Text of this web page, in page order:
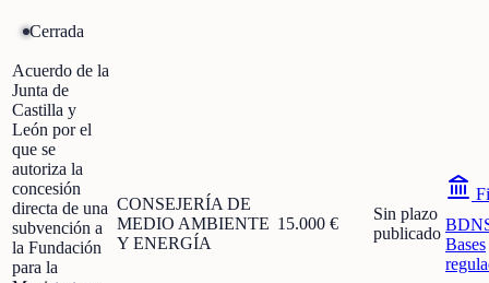
Cerrada
Acuerdo de la
Junta de
Castilla y
León por el
que se
autoriza la
concesión
directa de una
subvención a
la Fundación
para la
CONSEJERÍA DE
MEDIO AMBIENTE
Y ENERGÍA
15.000 €
Sin plazo
publicado
Bases